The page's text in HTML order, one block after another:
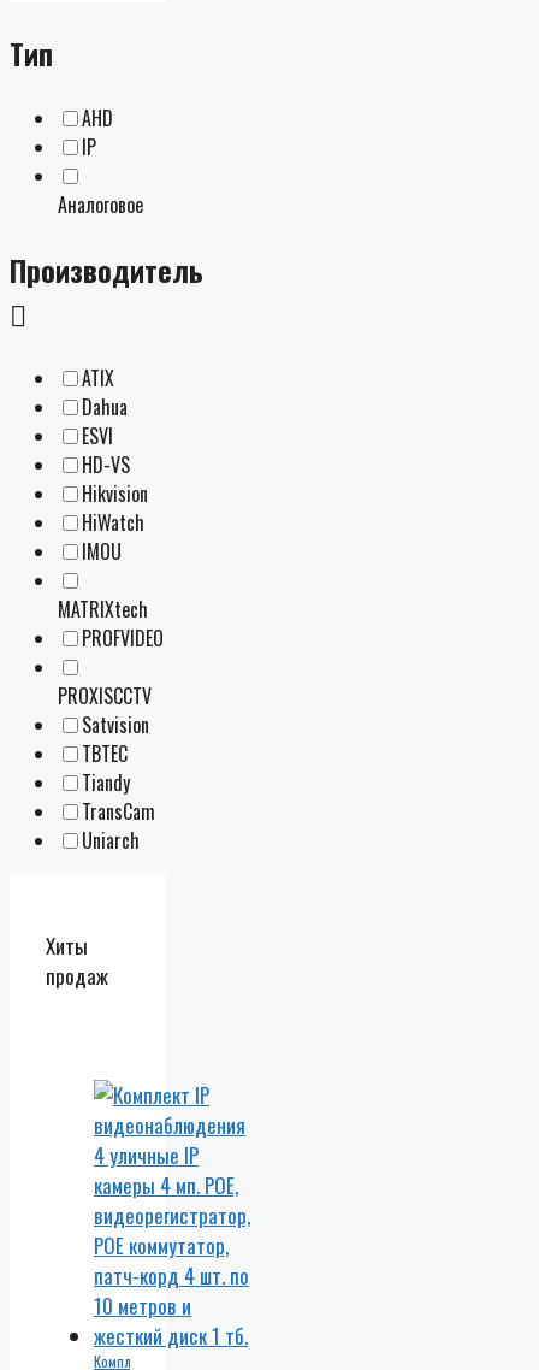
Тип
AHD
IP
Аналоговое
Производитель
ATIX
Dahua
ESVI
HD-VS
Hikvision
HiWatch
IMOU
MATRIXtech
PROFVIDEO
PROXISCCTV
Satvision
TBTEC
Tiandy
TransCam
Uniarch
Хиты
продаж
Комплект